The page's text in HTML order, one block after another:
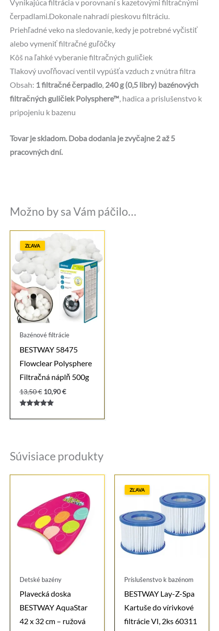
Vynikajúca filtrácia v porovnaní s kazetovými filtračnými
čerpadlami.Dokonale nahradí pieskovu filtráciu.
Priehľadné veko na sledovanie, kedy je potrebné vyčistiť
alebo vymeniť filtračné guľôčky
Kôš na ľahké vyberanie filtračných guličiek
Tlakový uvoľňovací ventil vypúšťa vzduch z vnútra filtra
Obsah: 1 filtračné čerpadlo, 240 g (0,5 libry) bazénových
filtračných guličiek Polysphere™, hadica a prislušenstvo k
pripojeniu k bazenu
Tovar je skladom. Doba dodania je zvyčajne 2 až 5
pracovných dní.
Možno by sa Vám páčilo…
ZĽAVA
Bazénové filtrácie
BESTWAY 58475
Flowclear Polysphere
Filtračná náplň 500g
13,50€ Pôvodná
cena
bola:
13,50 €.
10,90€Aktuálna
10,90 €.
5.00
Súvisiace produkty
Detské bazény
Plavecká doska
BESTWAY AquaStar
42 x 32 cm – ružová
ZĽAVA
Príslušenstvo k bazénom
BESTWAY Lay-Z-Spa
Kartuše do vírivkové
filtrácie VI, 2ks 60311